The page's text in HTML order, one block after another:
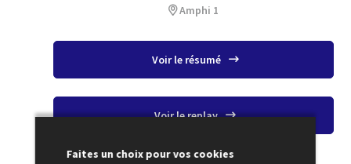
Amphi 1
Voir le résumé
Voir le replay
Faites un choix pour vos cookies